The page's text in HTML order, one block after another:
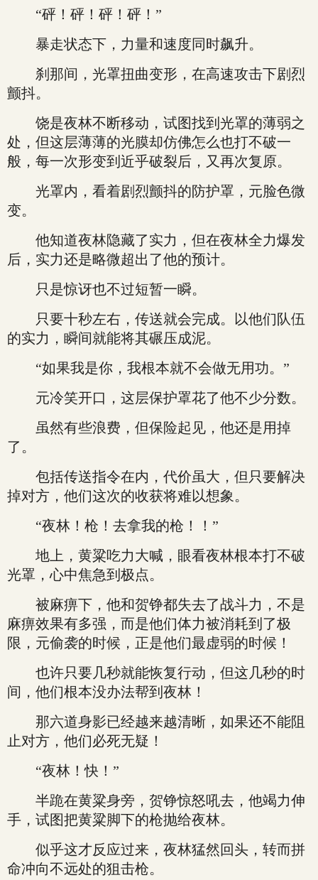
“砰！砰！砰！砰！”
暴走状态下，力量和速度同时飙升。
刹那间，光罩扭曲变形，在高速攻击下剧烈
颤抖。
饶是夜林不断移动，试图找到光罩的薄弱之
处，但这层薄薄的光膜却仿佛怎么也打不破一
般，每一次形变到近乎破裂后，又再次复原。
光罩内，看着剧烈颤抖的防护罩，元脸色微
变。
他知道夜林隐藏了实力，但在夜林全力爆发
后，实力还是略微超出了他的预计。
只是惊讶也不过短暂一瞬。
只要十秒左右，传送就会完成。以他们队伍
的实力，瞬间就能将其碾压成泥。
“如果我是你，我根本就不会做无用功。”
元冷笑开口，这层保护罩花了他不少分数。
虽然有些浪费，但保险起见，他还是用掉
了。
包括传送指令在内，代价虽大，但只要解决
掉对方，他们这次的收获将难以想象。
“夜林！枪！去拿我的枪！！”
地上，黄粱吃力大喊，眼看夜林根本打不破
光罩，心中焦急到极点。
被麻痹下，他和贺铮都失去了战斗力，不是
麻痹效果有多强，而是他们体力被消耗到了极
限，元偷袭的时候，正是他们最虚弱的时候！
也许只要几秒就能恢复行动，但这几秒的时
间，他们根本没办法帮到夜林！
那六道身影已经越来越清晰，如果还不能阻
止对方，他们必死无疑！
“夜林！快！”
半跪在黄粱身旁，贺铮惊怒吼去，他竭力伸
手，试图把黄粱脚下的枪抛给夜林。
似乎这才反应过来，夜林猛然回头，转而拼
命冲向不远处的狙击枪。